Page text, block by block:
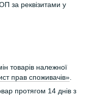
за реквізитами у
товарів належної
прав споживачів»
протягом 14 днів з